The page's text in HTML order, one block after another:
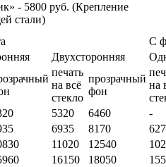
- 5800 руб. (Крепление
стали)
С
Двухсторонняя
печать
на всё
стекло
прозрачный
фон
на
5320 6460
-
6935 8170
11020 12540
16150 18050